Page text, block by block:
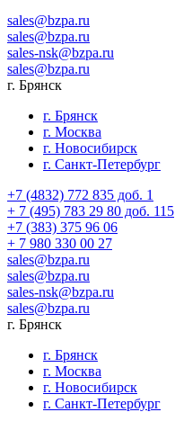
sales@bzpa.ru
sales@bzpa.ru
sales-nsk@bzpa.ru
sales@bzpa.ru
г. Брянск
г. Брянск
г. Москва
г. Новосибирск
г. Санкт-Петербург
+7 (4832) 772 835 доб. 1
+ 7 (495) 783 29 80 доб. 115
+7 (383) 375 96 06
+ 7 980 330 00 27
sales@bzpa.ru
sales@bzpa.ru
sales-nsk@bzpa.ru
sales@bzpa.ru
г. Брянск
г. Брянск
г. Москва
г. Новосибирск
г. Санкт-Петербург